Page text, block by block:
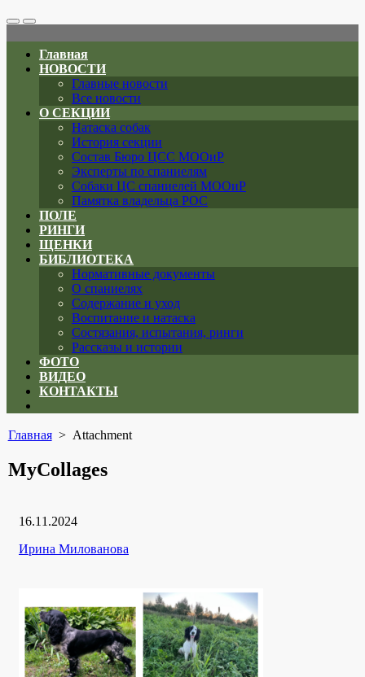
Search
Toggle
Меню
Главная
НОВОСТИ
Главные новости
Все новости
О СЕКЦИИ
Натаска собак
История секции
Состав Бюро ЦСС МООиР
Эксперты по спаниелям
Собаки ЦС спаниелей МООиР
Памятка владельца РОС
ПОЛЕ
РИНГИ
ЩЕНКИ
БИБЛИОТЕКА
Нормативные документы
О спаниелях
Содержание и уход
Воспитание и натаска
Состязания, испытания, ринги
Рассказы и истории
ФОТО
ВИДЕО
КОНТАКТЫ
menu
Главная> Attachment
MyCollages
Дата
16.11.2024
Рубрики
Автор
Ирина Милованова